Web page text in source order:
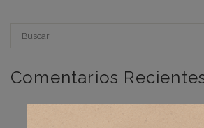
Comentarios